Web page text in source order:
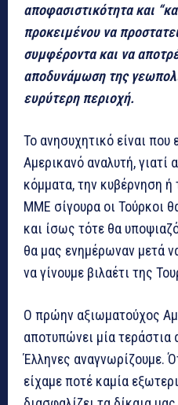
αποφασιστικότητα και
προκειμένου να
συμφέροντα και να
αποδυνάμωση της
ευρύτερη περιοχή.
Το ανησυχητικό είναι
Αμερικανό αναλυτή, γιατί
κόμματα, την κυβέρνηση
ΜΜΕ σίγουρα οι Τούρκοι
και ίσως τότε θα
θα μας ενημέρωναν μετά
να γίνουμε βιλαέτι της
Ο πρώην αξιωματούχος
αποτυπώνει μία τεράστια
Έλληνες αναγνωρίζουμε.
είχαμε ποτέ καμία